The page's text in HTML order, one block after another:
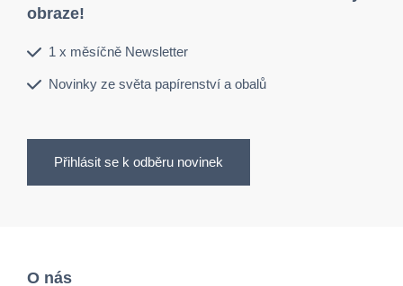
obraze!
1 x měsíčně Newsletter
Novinky ze světa papírenství a obalů
Přihlásit se k odběru novinek
O nás